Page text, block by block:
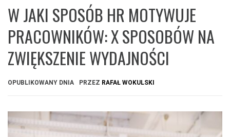
W JAKI SPOSÓB HR MOTYWUJE
PRACOWNIKÓW: X SPOSOBÓW NA
ZWIĘKSZENIE WYDAJNOŚCI
OPUBLIKOWANY DNIA PRZEZ RAFAŁ WOKULSKI